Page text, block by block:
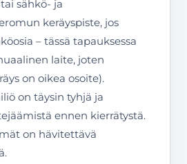
sähkö- ja
keräyspiste, jos
– tässä tapauksessa
laite, joten
on oikea osoite).
on täysin tyhjä ja
ennen kierrätystä.
on hävitettävä